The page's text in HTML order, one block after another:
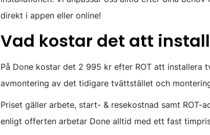
direkt i appen eller online!
Vad kostar det att
På Done kostar det 2 995 kr efter ROT att installera
avmontering av det tidigare tvättstället och
Priset gäller arbete, start- & resekostnad samt
enligt offerten arbetar Done alltid med ett fast